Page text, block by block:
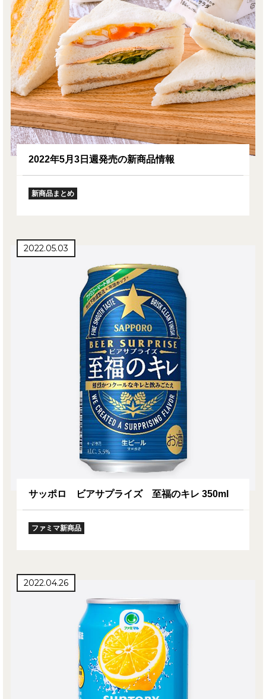
2022年5月3日週発売の新商品情報
新商品まとめ
2022.05.03
サッポロ ビアサプライズ 至福のキレ 350ml
ファミマ新商品
2022.04.26